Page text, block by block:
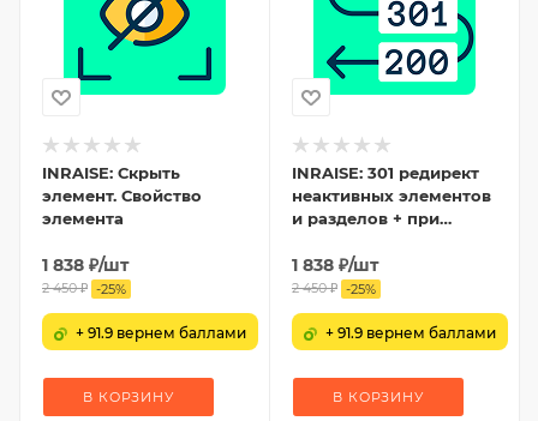
INRAISE: Скрыть
элемент. Свойство
элемента
1 838 ₽/шт
2 450₽ -25%
+ 91.9 вернем баллами
В КОРЗИНУ
INRAISE: 301 редирект
неактивных элементов
и разделов + при
символьного кода
(URL)
1 838 ₽/шт
2 450₽ -25%
+ 91.9 вернем баллами
В КОРЗИНУ